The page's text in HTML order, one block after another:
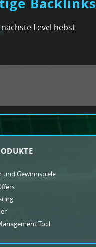
Backlinks
Level hebst
und Gewinnspiele
Tool